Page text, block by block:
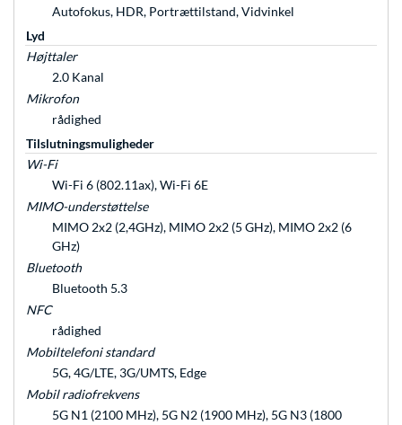
Autofokus, HDR, Portrættilstand, Vidvinkel
Lyd
Højttaler
2.0 Kanal
Mikrofon
rådighed
Tilslutningsmuligheder
Wi-Fi
Wi-Fi 6 (802.11ax), Wi-Fi 6E
MIMO-understøttelse
MIMO 2x2 (2,4GHz), MIMO 2x2 (5 GHz), MIMO 2x2 (6
GHz)
Bluetooth
Bluetooth 5.3
NFC
rådighed
Mobiltelefoni standard
5G, 4G/LTE, 3G/UMTS, Edge
Mobil radiofrekvens
5G N1 (2100 MHz), 5G N2 (1900 MHz), 5G N3 (1800